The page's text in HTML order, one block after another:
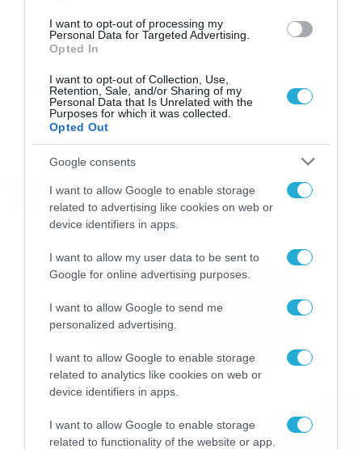
I want to opt-out of processing my
Personal Data for Targeted Advertising.
Opted In
I want to opt-out of Collection, Use,
Retention, Sale, and/or Sharing of my
Personal Data that Is Unrelated with the
Purposes for which it was collected.
Opted Out
Google consents
I want to allow Google to enable storage
related to advertising like cookies on web or
device identifiers in apps.
I want to allow my user data to be sent to
Google for online advertising purposes.
I want to allow Google to send me
personalized advertising.
I want to allow Google to enable storage
related to analytics like cookies on web or
device identifiers in apps.
I want to allow Google to enable storage
related to functionality of the website or app.
MEDIA